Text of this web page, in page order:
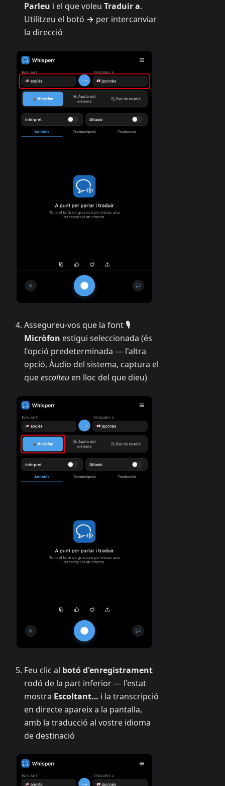
Parleu i el que voleu Traduir a.
Utilitzeu el botó → per intercanviar
la direcció
Assegureu-vos que la font🎙️
Micròfon estigui seleccionada (és
l'opció predeterminada — l'altra
opció, Àudio del sistema, captura el
queescolteu en lloc del que dieu)
Feu clic al botó d'enregistrament
rodó de la part inferior — l'estat
mostra Escoltant… i la transcripció
en directe apareix a la pantalla,
amb la traducció al vostre idioma
de destinació